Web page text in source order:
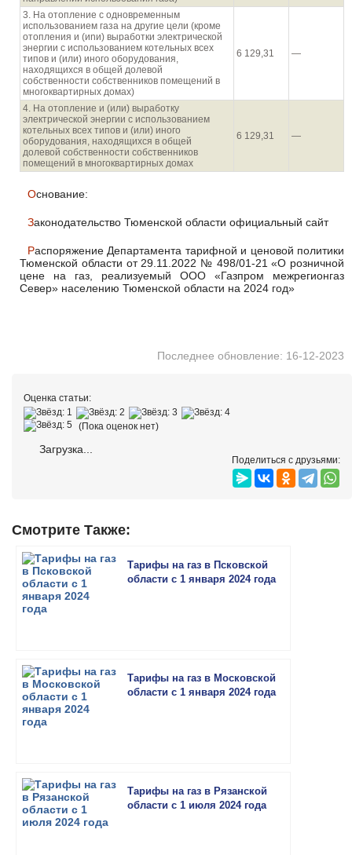
3. На отопление с одновременным
использованием газа на другие цели (кроме
отопления и (иnи) выработки электрической
энергии с использованием котельных всех
типов и (или) иного оборудования,
находящихся в общей долевой
собственности собственников помещений в
многоквартирных домах)
6 129,31 —
4. На отопление и (или) выработку
электрической энергии с использованием
котельных всех типов и (или) иного
оборудования, находящихся в общей
долевой собственности собственников
помещений в многоквартирных домах
6 129,31 —
Основание:
Законодательство Тюменской области официальный сайт
Распоряжение Департамента тарифной и ценовой политики
Тюменской области от 29.11.2022 № 498/01-21 «О розничной
цене на газ, реализуемый ООО «Газпром межрегионгаз
Север» населению Тюменской области на 2024 год»
Последнее обновление: 16-12-2023
Оценка статьи:
(Пока оценок нет)
Загрузка...
Поделиться с друзьями:
Смотрите Также:
Тарифы на газ в Псковской
области с 1 января 2024 года
Тарифы на газ в Московской
области с 1 января 2024 года
Тарифы на газ в Рязанской
области с 1 июля 2024 года